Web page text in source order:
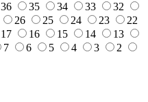
36 35 34 33
32
26 25 24 23
22
17 16 15 14
13
7 6 5 4 3
2